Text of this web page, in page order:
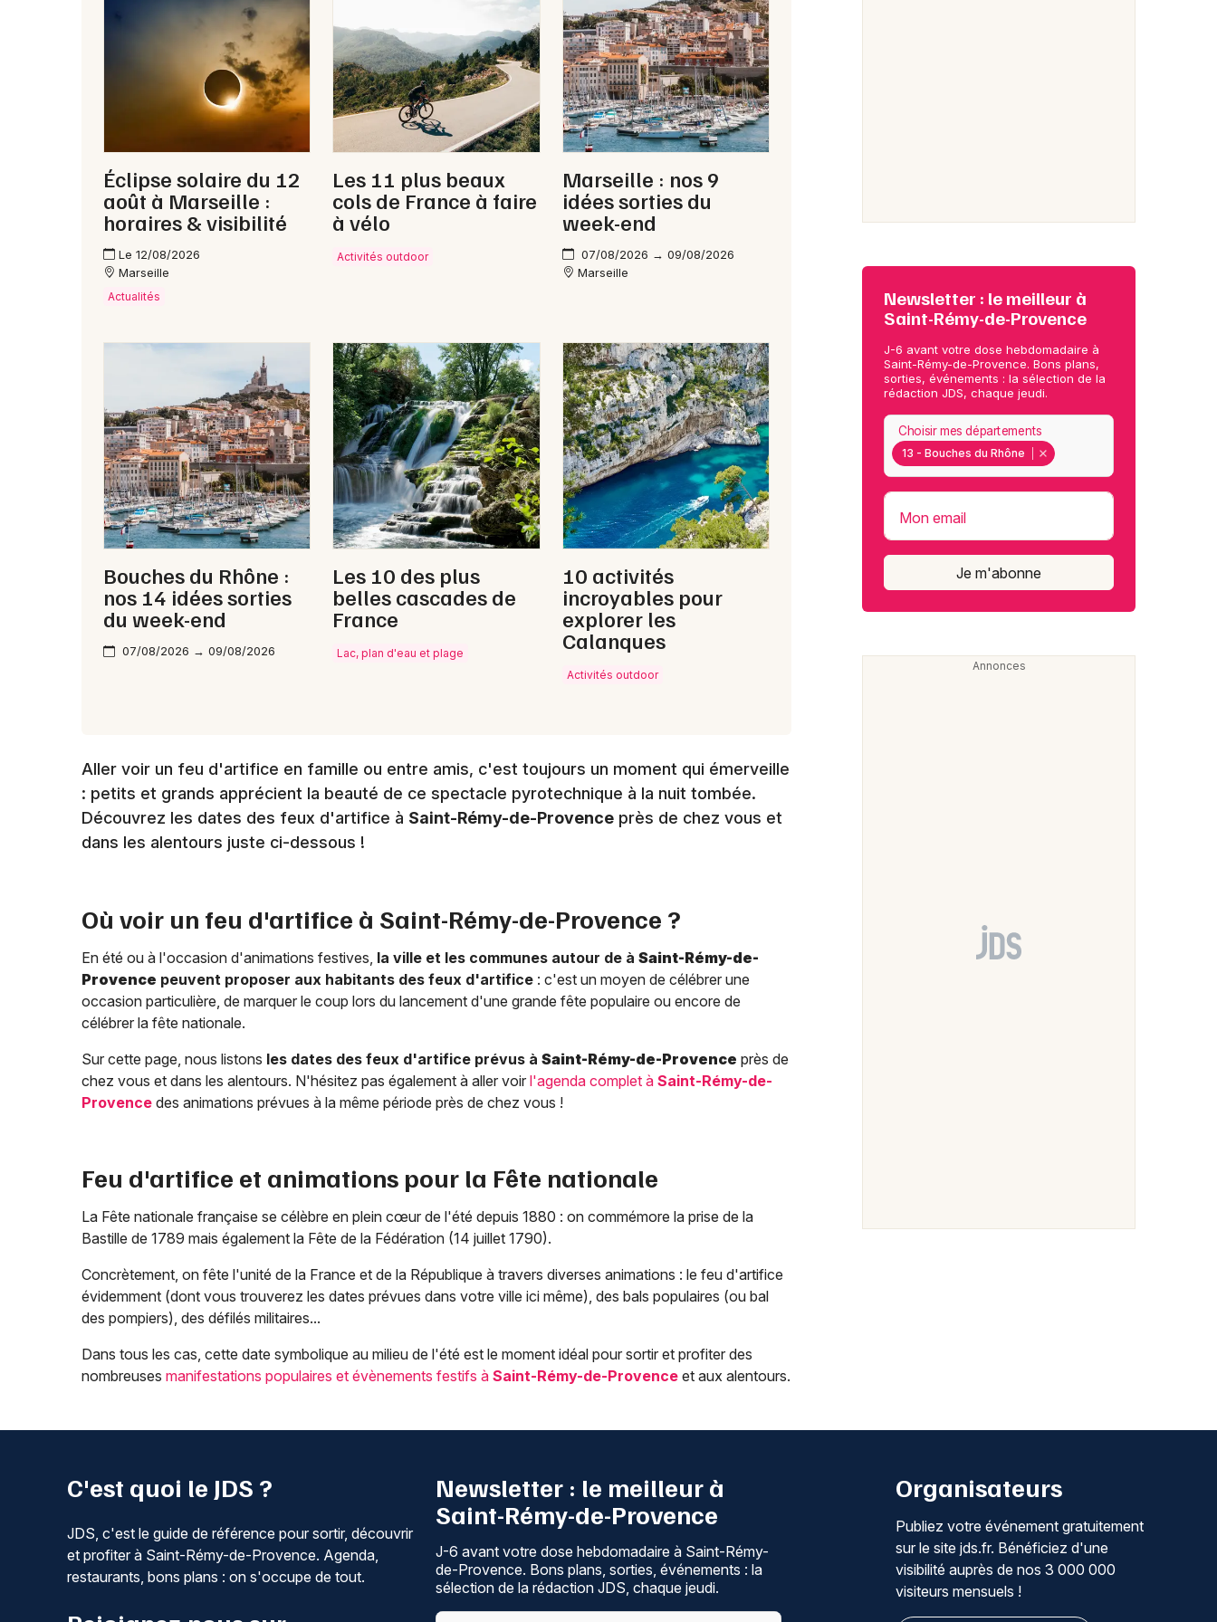
Newsletter des sorties
Artistes en tournée
Magazine à Saint-Rémy-de-Provence
13 - Bouches du Rhône
Choisir mes départements
Mon email
Je m'abonne
Éclipse solaire du 12
août à Marseille :
horaires & visibilité
Le 12/08/2026
Marseille
Actualités
Les 11 plus beaux
cols de France à faire
à vélo
Activités outdoor
Marseille : nos 9
idées sorties du
week-end
07/08/2026 → 09/08/2026
Marseille
Bouches du Rhône :
nos 14 idées sorties
du week-end
07/08/2026 → 09/08/2026
Les 10 des plus
belles cascades de
France
Lac, plan d'eau et plage
10 activités
incroyables pour
explorer les
Calanques
Activités outdoor
Aller voir un feu d'artifice en famille ou entre amis, c'est toujours un moment qui émerveille
: petits et grands apprécient la beauté de ce spectacle pyrotechnique à la nuit tombée.
Découvrez les dates des feux d'artifice à Saint-Rémy-de-Provence près de chez vous et
dans les alentours juste ci-dessous !
Où voir un feu d'artifice à Saint-Rémy-de-Provence ?
En été ou à l'occasion d'animations festives, la ville et les communes autour de à Saint-Rémy-de-
Provence peuvent proposer aux habitants des feux d'artifice : c'est un moyen de célébrer une
occasion particulière, de marquer le coup lors du lancement d'une grande fête populaire ou encore de
célébrer la fête nationale.
Sur cette page, nous listons les dates des feux d'artifice prévus à Saint-Rémy-de-Provence près de
chez vous et dans les alentours. N'hésitez pas également à aller voir l'agenda complet à Saint-Rémy-de-
Provence des animations prévues à la même période près de chez vous !
Feu d'artifice et animations pour la Fête nationale
La Fête nationale française se célèbre en plein cœur de l'été depuis 1880 : on commémore la prise de la
Bastille de 1789 mais également la Fête de la Fédération (14 juillet 1790).
Concrètement, on fête l'unité de la France et de la République à travers diverses animations : le feu d'artifice
évidemment (dont vous trouverez les dates prévues dans votre ville ici même), des bals populaires (ou bal
des pompiers), des défilés militaires...
Dans tous les cas, cette date symbolique au milieu de l'été est le moment idéal pour sortir et profiter des
nombreuses manifestations populaires et évènements festifs à Saint-Rémy-de-Provence et aux alentours.
Newsletter : le meilleur à
Saint-Rémy-de-Provence
J-6 avant votre dose hebdomadaire à
Saint-Rémy-de-Provence. Bons plans,
sorties, événements : la sélection de la
rédaction JDS, chaque jeudi.
13 - Bouches du Rhône
Choisir mes départements
Mon email
Je m'abonne
C'est quoi le JDS ?
JDS, c'est le guide de référence pour sortir, découvrir
et profiter à Saint-Rémy-de-Provence. Agenda,
restaurants, bons plans : on s'occupe de tout.
Newsletter : le meilleur à
Saint-Rémy-de-Provence
J-6 avant votre dose hebdomadaire à Saint-Rémy-
de-Provence. Bons plans, sorties, événements : la
sélection de la rédaction JDS, chaque jeudi.
Organisateurs
Publiez votre événement gratuitement
sur le site jds.fr. Bénéficiez d'une
visibilité auprès de nos 3 000 000
visiteurs mensuels !